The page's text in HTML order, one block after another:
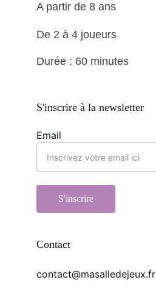
A partir de 8 ans
De 2 à 4 joueurs
Durée : 60 minutes
Contact
Email
S'inscrire
contact@masalledejeux.fr
S'inscrire à la newsletter